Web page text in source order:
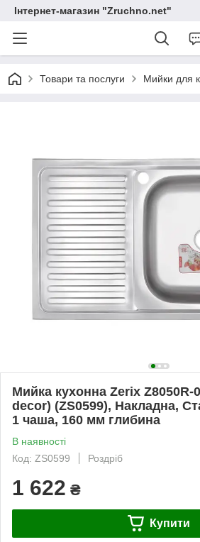
Інтернет-магазин "Zruchno.net"
Товари та послуги Мийки для
Мийка кухонна Zerix Z8050R-
decor) (ZS0599), Накладна,
1 чаша, 160 мм глибина
В наявності
Код: ZS0599
Роздріб
1 622 ₴
Купити